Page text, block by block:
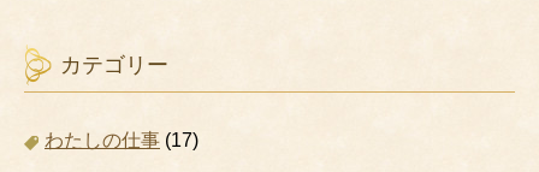
カテゴリー
わたしの仕事 (17)